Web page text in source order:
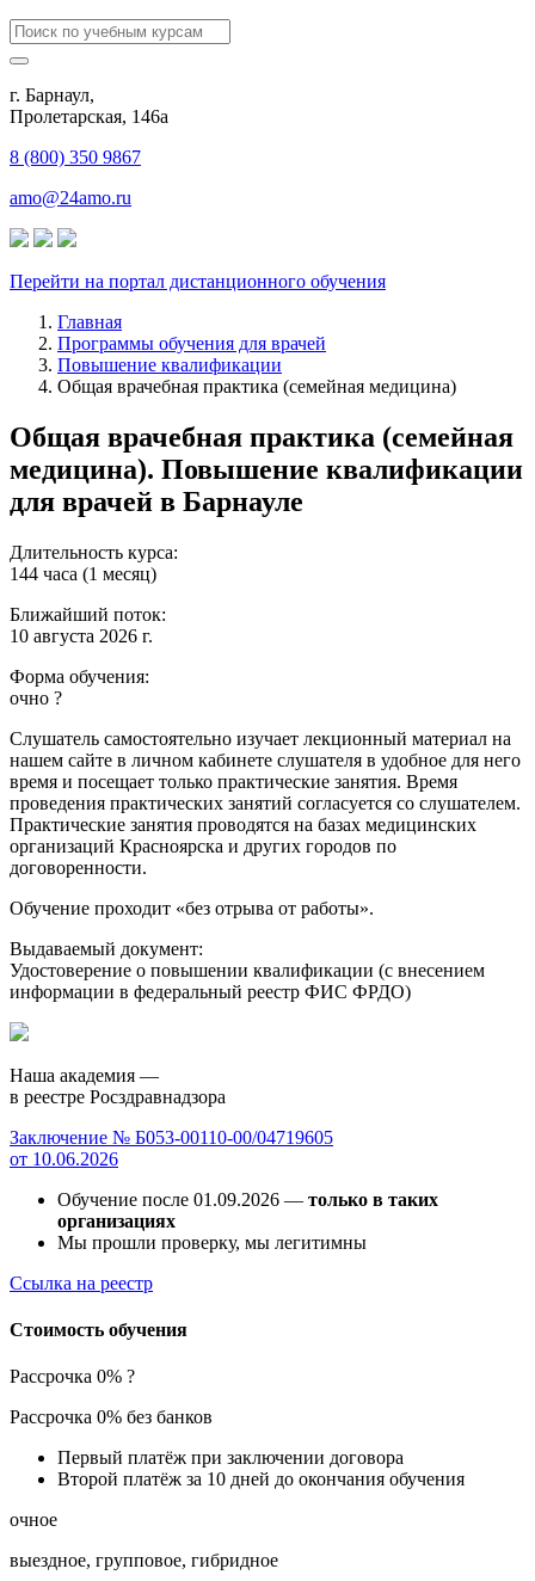
г. Барнаул,
​Пролетарская, 146а
8 (800) 350 9867
amo@24amo.ru
Перейти на портал дистанционного обучения
Главная
Программы обучения для врачей
Повышение квалификации
Общая врачебная практика (семейная медицина)
Общая врачебная практика (семейная
медицина). Повышение квалификации
для врачей в Барнауле
Длительность курса:
144 часа (1 месяц)
Ближайший поток:
10 августа 2026 г.
Форма обучения:
очно ?
Слушатель самостоятельно изучает лекционный материал на
нашем сайте в личном кабинете слушателя в удобное для него
время и посещает только практические занятия. Время
проведения практических занятий согласуется со слушателем.
Практические занятия проводятся на базах медицинских
организаций Красноярска и других городов по
договоренности.
Обучение проходит «без отрыва от работы».
Выдаваемый документ:
Удостоверение о повышении квалификации (с внесением
информации в федеральный реестр ФИС ФРДО)
Наша академия —
в реестре Росздравнадзора
Заключение № Б053-00110-00/04719605
от 10.06.2026
Обучение после 01.09.2026 — только в таких
организациях
Мы прошли проверку, мы легитимны
Ссылка на реестр
Стоимость обучения
Рассрочка 0% ?
Рассрочка 0% без банков
Первый платёж при заключении договора
Второй платёж за 10 дней до окончания обучения
очное
выездное, групповое, гибридное